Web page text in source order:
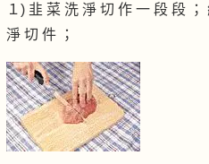
１) 韭 菜 洗 淨 切 作 一 段 段
淨 切 件 ；